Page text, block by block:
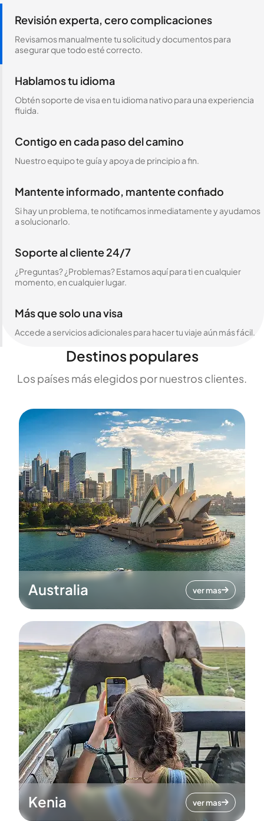
Revisión experta, cero complicaciones
Revisamos manualmente tu solicitud y documentos para
asegurar que todo esté correcto.
Hablamos tu idioma
Obtén soporte de visa en tu idioma nativo para una experiencia
fluida.
Contigo en cada paso del camino
Nuestro equipo te guía y apoya de principio a fin.
Mantente informado, mantente confiado
Si hay un problema, te notificamos inmediatamente y ayudamos
a solucionarlo.
Soporte al cliente 24/7
¿Preguntas? ¿Problemas? Estamos aquí para ti en cualquier
momento, en cualquier lugar.
Más que solo una visa
Accede a servicios adicionales para hacer tu viaje aún más fácil.
Destinos populares
Los países más elegidos por nuestros clientes.
Australia ver mas
Kenia ver mas